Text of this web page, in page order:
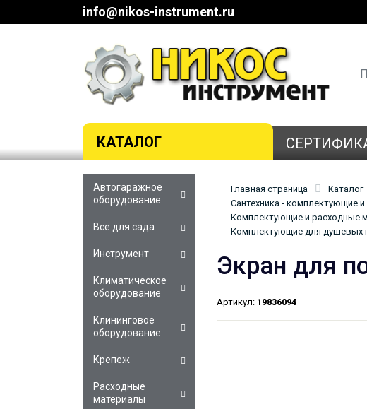
info@nikos-instrument.ru
КАТАЛОГ
Главная страница Каталог
Сантехника - комплектующие
Комплектующие и расходные
Комплектующие для душевых
Экран для
Артикул: 19836094
Автогаражное
оборудование
Все для сада
Инструмент
Климатическое
оборудование
Клининговое
оборудование
Крепеж
Расходные
материалы